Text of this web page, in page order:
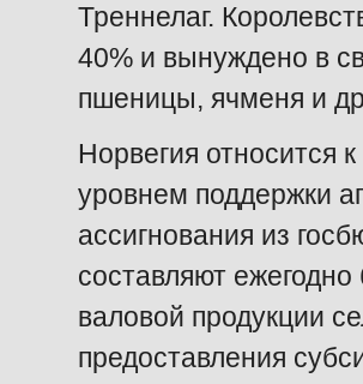
Треннелаг.
40% и вынуждено в
пшеницы, ячменя и
Норвегия относится
уровнем поддержки
ассигнования из
составляют
валовой продукции
предоставления